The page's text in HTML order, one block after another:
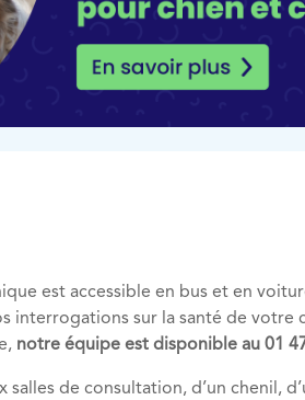
est accessible en bus et en
interrogations sur la santé de votre
notre équipe est disponible au 01
de consultation, d’un chenil,